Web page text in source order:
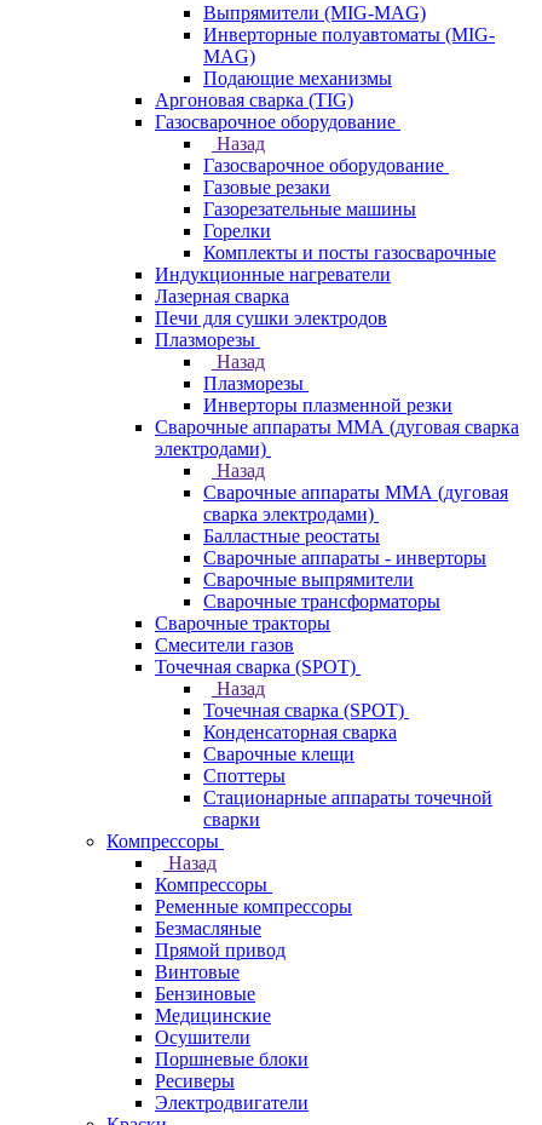
Выпрямители (MIG-MAG)
Инверторные полуавтоматы (MIG-
MAG)
Подающие механизмы
Аргоновая сварка (TIG)
Газосварочное оборудование
Назад
Газосварочное оборудование
Газовые резаки
Газорезательные машины
Горелки
Комплекты и посты газосварочные
Индукционные нагреватели
Лазерная сварка
Печи для сушки электродов
Плазморезы
Назад
Плазморезы
Инверторы плазменной резки
Сварочные аппараты ММА (дуговая сварка
электродами)
Назад
Сварочные аппараты ММА (дуговая
сварка электродами)
Балластные реостаты
Сварочные аппараты - инверторы
Сварочные выпрямители
Сварочные трансформаторы
Сварочные тракторы
Смесители газов
Точечная сварка (SPOT)
Назад
Точечная сварка (SPOT)
Конденсаторная сварка
Сварочные клещи
Споттеры
Стационарные аппараты точечной
сварки
Компрессоры
Назад
Компрессоры
Ременные компрессоры
Безмасляные
Прямой привод
Винтовые
Бензиновые
Медицинские
Осушители
Поршневые блоки
Ресиверы
Электродвигатели